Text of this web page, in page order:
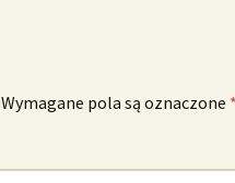
Wymagane pola są oznaczone *